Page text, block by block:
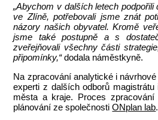
„Abychom v dalších letech
ve Zlíně, potřebovali jsme znát
názory našich obyvatel. Kromě
jsme také postupně a s
zveřejňovali všechny části
připomínky,“dodala náměstkyně.
Na zpracování analytické i
experti z dalších odborů
města a kraje. Proces
plánování ze společnostiONplan lab.